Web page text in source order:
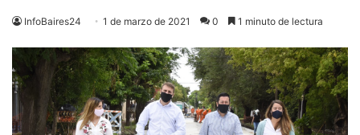
InfoBaires24 1 de marzo de 2021 0 1 minuto de lectura